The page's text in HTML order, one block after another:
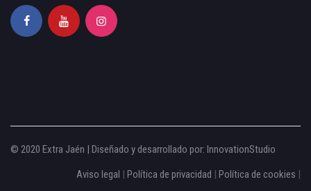
© 2020 Extra Jaén | Diseñado y desarrollado por: InnovationStudio
Aviso legal | Política de privacidad | Política de cookies |